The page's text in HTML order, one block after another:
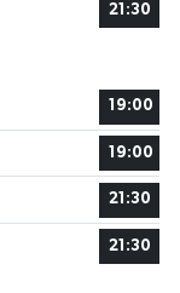
21:30
19:00
19:00
21:30
21:30